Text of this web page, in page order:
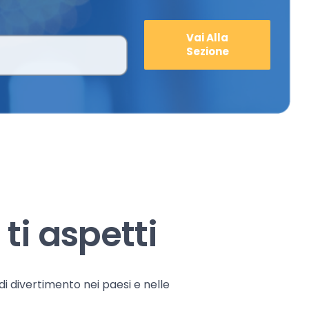
Vai Alla
Sezione
ti aspetti
divertimento nei paesi e nelle